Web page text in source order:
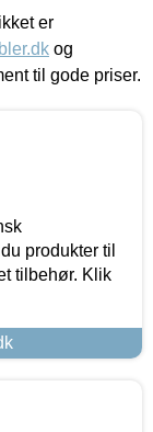
er
og
til gode priser.
produkter til
tilbehør. Klik